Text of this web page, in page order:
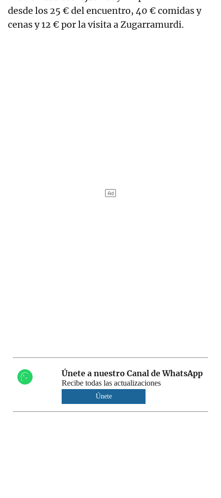
desde los 25 € del encuentro, 40 € comidas y
cenas y 12 € por la visita a Zugarramurdi.
Únete a nuestro Canal de WhatsApp
Recibe todas las actualizaciones
Únete